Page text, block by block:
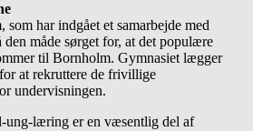
har indgået et samarbejde med
måde sørget for, at det populære
til Bornholm. Gymnasiet lægger
at rekruttere de frivillige
undervisningen.
ung-læring er en væsentlig del af